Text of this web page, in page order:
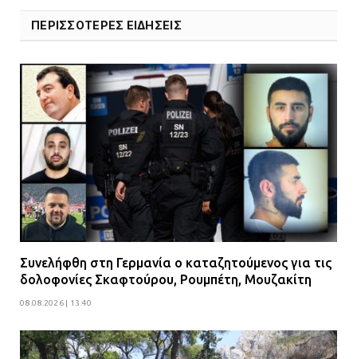
08.07.2026 | 15:02
ΠΕΡΙΣΣΟΤΕΡΕΣ ΕΙΔΗΣΕΙΣ
Συνελήφθη στη Γερμανία ο καταζητούμενος για τις
δολοφονίες Σκαφτούρου, Ρουμπέτη, Μουζακίτη
08.08.2026 | 13:40